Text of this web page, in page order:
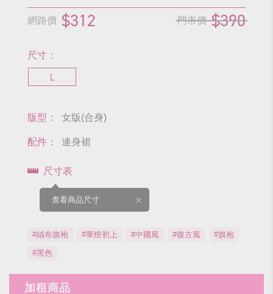
網路價 $312 門市價 $390
尺寸：
L
版型： 女版(合身)
配件： 連身裙
尺寸表
查看商品尺寸
#絨布旗袍 #華燈初上 #中國風 #復古風
#旗袍
#黑色
加租商品